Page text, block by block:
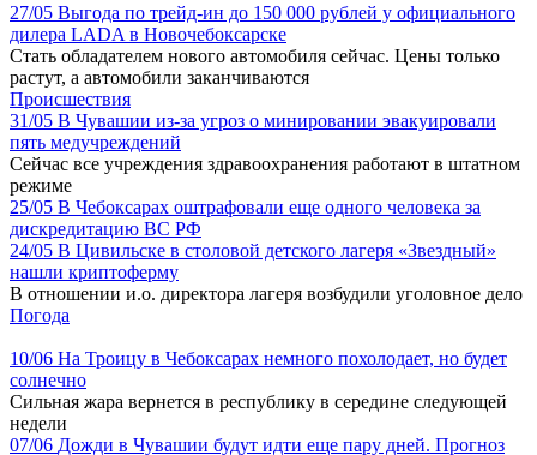
27/05 Выгода по трейд-ин до 150 000 рублей у официального
дилера LADA в Новочебоксарске
Стать обладателем нового автомобиля сейчас. Цены только
растут, а автомобили заканчиваются
Происшествия
31/05 В Чувашии из-за угроз о минировании эвакуировали
пять медучреждений
Сейчас все учреждения здравоохранения работают в штатном
режиме
25/05 В Чебоксарах оштрафовали еще одного человека за
дискредитацию ВС РФ
24/05 В Цивильске в столовой детского лагеря «Звездный»
нашли криптоферму
В отношении и.о. директора лагеря возбудили уголовное дело
Погода
10/06 На Троицу в Чебоксарах немного похолодает, но будет
солнечно
Сильная жара вернется в республику в середине следующей
недели
07/06 Дожди в Чувашии будут идти еще пару дней. Прогноз